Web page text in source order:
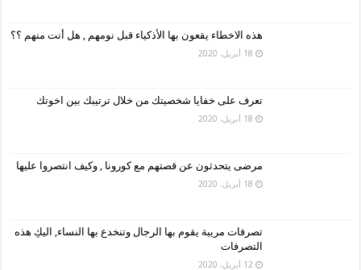
هذه الاخطاء يقعون بها الأذكياء قبل نومهم , هل أنت منهم ؟؟
18 أبريل، 2020
تعرف على خفايا شخصيتك من خلال ترتيبك بين اخوتك
18 أبريل، 2020
مرضى يتحدثون عن قصتهم مع كورونا , وكيف انتصروا عليها
18 أبريل، 2020
تصرفات مريبة يقوم بها الرجال وتنخدع بها النساء, اليكِ هذه
التصرفات
12 أبريل، 2020